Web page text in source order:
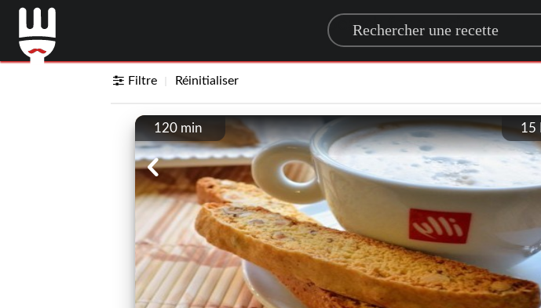
Search for a recipe
Filtre Réinitialiser
15
120 min